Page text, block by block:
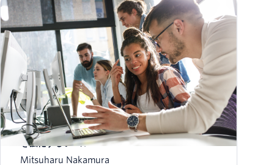
Twilio Messaging Insights: メッセージング分析
を強化するツール
Mitsuharu Nakamura